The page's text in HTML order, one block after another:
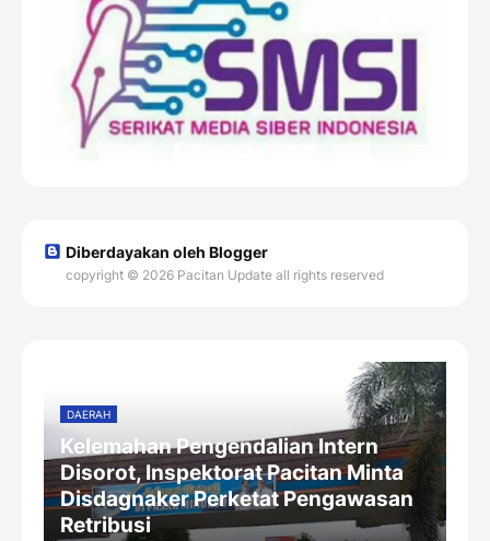
Diberdayakan oleh Blogger
copyright © 2026 Pacitan Update all rights reserved
DAERAH
Kelemahan Pengendalian Intern
Disorot, Inspektorat Pacitan Minta
Disdagnaker Perketat Pengawasan
Retribusi